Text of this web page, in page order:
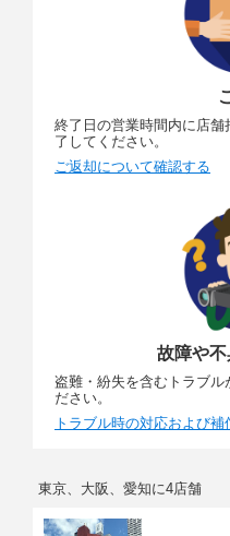
終了日の営業時間内に店
了してください。
ご返却について確認する
故障や
盗難・紛失を含むトラブル
ださい。
トラブル時の対応および
東京、大阪、愛知に4店舗